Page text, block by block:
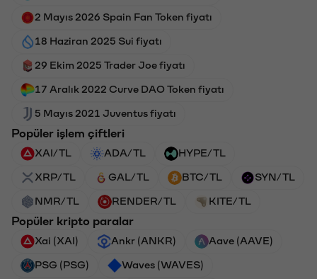
2 Mayıs 2026 Spain Fan Token fiyatı
18 Haziran 2025 Sui fiyatı
29 Ekim 2025 Trader Joe fiyatı
17 Aralık 2022 Curve DAO Token fiyatı
5 Mayıs 2021 Juventus fiyatı
Popüler işlem çiftleri
XAI/TL ADA/TL HYPE/TL
XRP/TL GAL/TL BTC/TL SYN/TL
NMR/TL RENDER/TL KITE/TL
Popüler kripto paralar
Xai (XAI) Ankr (ANKR) Aave (AAVE)
PSG (PSG) Waves (WAVES)